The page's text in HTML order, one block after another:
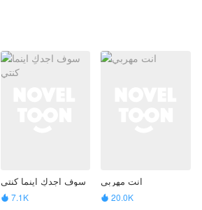
سوف اجدكِ اينما كنتي
 7.1K
انت مهربي
 20.0K